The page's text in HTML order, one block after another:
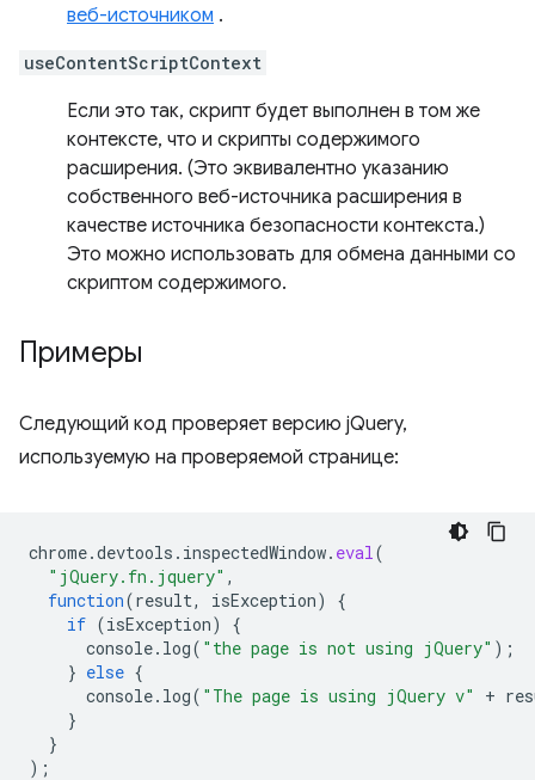
веб-источником .
useContentScriptContext
Если это так, скрипт будет выполнен в том же
контексте, что и скрипты содержимого
расширения. (Это эквивалентно указанию
собственного веб-источника расширения в
качестве источника безопасности контекста.)
Это можно использовать для обмена данными со
скриптом содержимого.
Примеры
Следующий код проверяет версию jQuery,
используемую на проверяемой странице:
chrome.devtools . inspectedWindow. eval(
"jQuery.fn.jquery" ,
function(result, isException)
{
if (isException)
{
console. log( "the page is not using jQuery" );
} else {
console. log( "The page is using jQuery v" +
}
}
);